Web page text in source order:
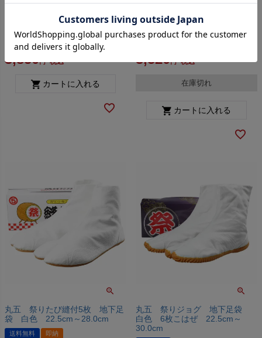
地下足袋 マジックテープ 藍
送料無料
3,850 税込
カートに入れる
縫い付け 地下足袋 白色 5枚
こはぜ 22.5cm～29.0cm
3,520 税込
在庫切れ
カートに入れる
丸五 祭りたび縫付5枚 地下足
袋 白色 22.5cm～28.0cm
送料無料 即納
丸五 祭りジョグ 地下足袋
白色 6枚こはぜ 22.5cm～
30.0cm